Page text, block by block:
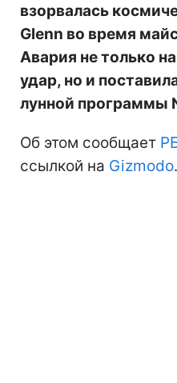
взорвалась
Glenn во время
Авария не только
удар, но и
лунной программы
Об этом сообщает
ссылкой на Gizmodo.